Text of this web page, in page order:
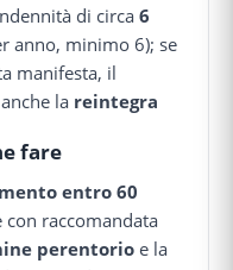
di circa6
anno, minimo 6); se
manifesta, il
la reintegra
fare
entro 60
con raccomandata
perentorioe la